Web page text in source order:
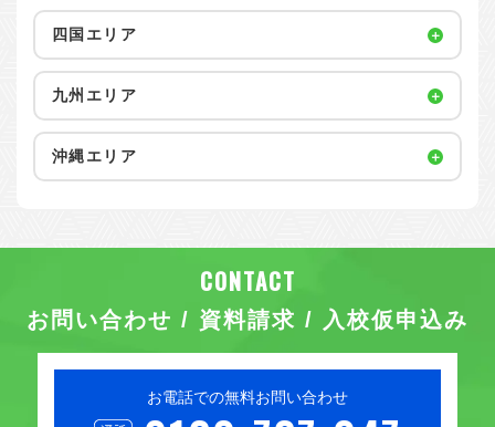
お問い合わせ / 資料請求 / 入校仮申込み
お電話での無料お問い合わせ
四国エリア
九州エリア
沖縄エリア